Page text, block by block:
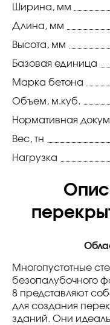
Ширина, мм
Длина, мм
Высота, мм
Базовая единица
Марка бетона
Объем, м.куб.
Нормативная
Вес, тн
Нагрузка
Многопустотные
безопалубочного
8 представляют
для создания
зданий. Они